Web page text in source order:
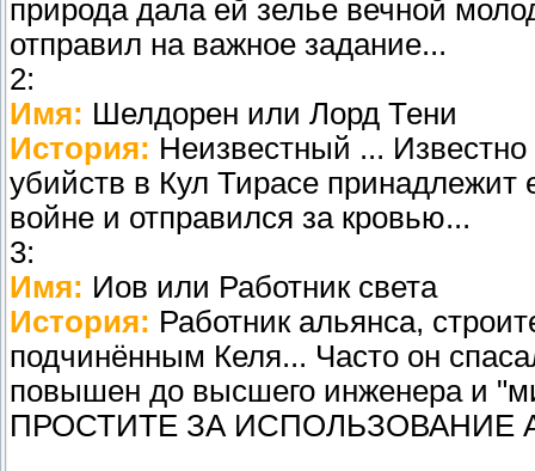
природа дала ей зелье вечной
отправил на важное задание...
2:
Имя: Шелдорен или Лорд Тени
История: Неизвестный ...
убийств в Кул Тирасе
войне и отправился за кровью...
3:
Имя: Иов или Работник света
История: Работник альянса,
подчинённым Келя... Часто он
повышен до высшего инженера и
ПРОСТИТЕ ЗА ИСПОЛЬЗОВАНИЕ